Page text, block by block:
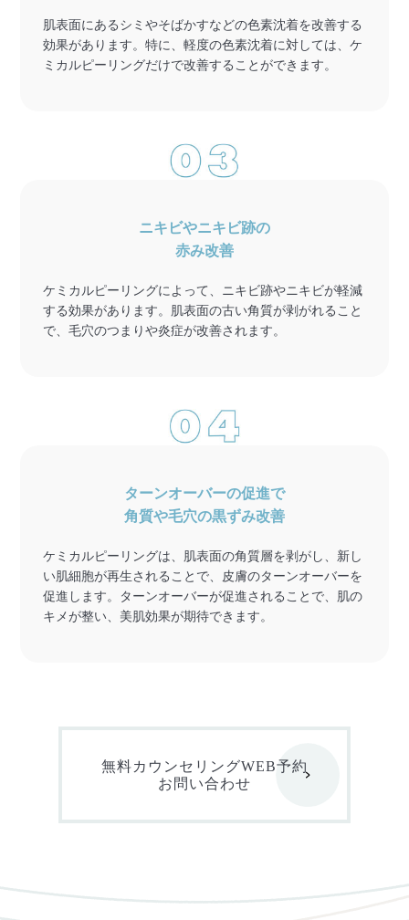
肌表面にあるシミやそばかすなどの色素沈着を改善する
効果があります。特に、軽度の色素沈着に対しては、ケ
ミカルピーリングだけで改善することができます。
ニキビやニキビ跡の
赤み改善
ケミカルピーリングによって、ニキビ跡やニキビが軽減
する効果があります。肌表面の古い角質が剥がれること
で、毛穴のつまりや炎症が改善されます。
ターンオーバーの促進で
角質や毛穴の黒ずみ改善
ケミカルピーリングは、肌表面の角質層を剥がし、新し
い肌細胞が再生されることで、皮膚のターンオーバーを
促進します。ターンオーバーが促進されることで、肌の
キメが整い、美肌効果が期待できます。
無料カウンセリングWEB予約
お問い合わせ